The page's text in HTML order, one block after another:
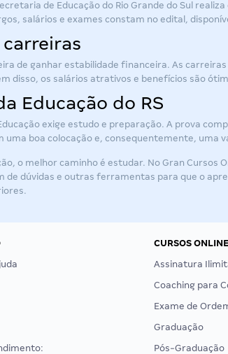
de Educação do Rio Grande do Sul
salários e exames constam no edital,
carreiras
de ganhar estabilidade financeira. As
disso, os salários atrativos e benefícios são
Educação do RS
exige estudo e preparação. A prova
boa colocação e, consequentemente, uma
o melhor caminho é estudar. No Gran Cursos
dúvidas e outras ferramentas para que o
CURSOS ONLINE
Assinatura
Coaching para
Exame de
Graduação
Pós-Graduação